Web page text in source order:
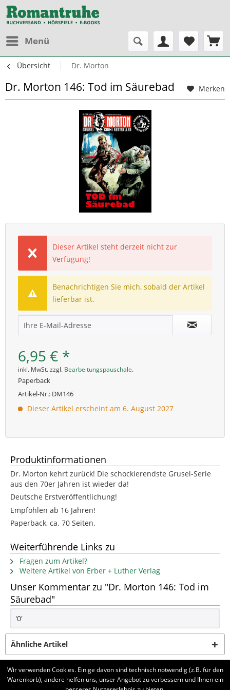
Menü
Übersicht Dr. Morton
Merken
Dr. Morton 146: Tod im Säurebad
Dieser Artikel steht derzeit nicht zur
Verfügung!
Benachrichtigen Sie mich, sobald der Artikel
lieferbar ist.
6,95 € *
inkl. MwSt. zzgl. Bearbeitungspauschale.
Paperback
Artikel-Nr.: DM146
Dieser Artikel erscheint am 6. August 2027
Produktinformationen
Dr. Morton kehrt zurück! Die schockierendste Grusel-Serie
aus den 70er Jahren ist wieder da!
Deutsche Erstveröffentlichung!
Empfohlen ab 16 Jahren!
Paperback, ca. 70 Seiten.
Weiterführende Links zu
Fragen zum Artikel?
Weitere Artikel von Erber + Luther Verlag
Unser Kommentar zu "Dr. Morton 146: Tod im
Säurebad"
'0'
Ähnliche Artikel
Kunden haben sich ebenfalls angesehen
Wir verwenden Cookies. Einige davon sind technisch notwendig (z.B. für den
Warenkorb), andere helfen uns, unser Angebot zu verbessern und Ihnen ein